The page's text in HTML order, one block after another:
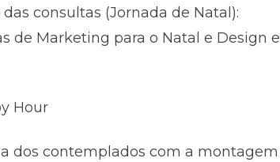
das consultas (Jornada de Natal):
de Marketing para o Natal e Design e
Hour
dos contemplados com a montagem